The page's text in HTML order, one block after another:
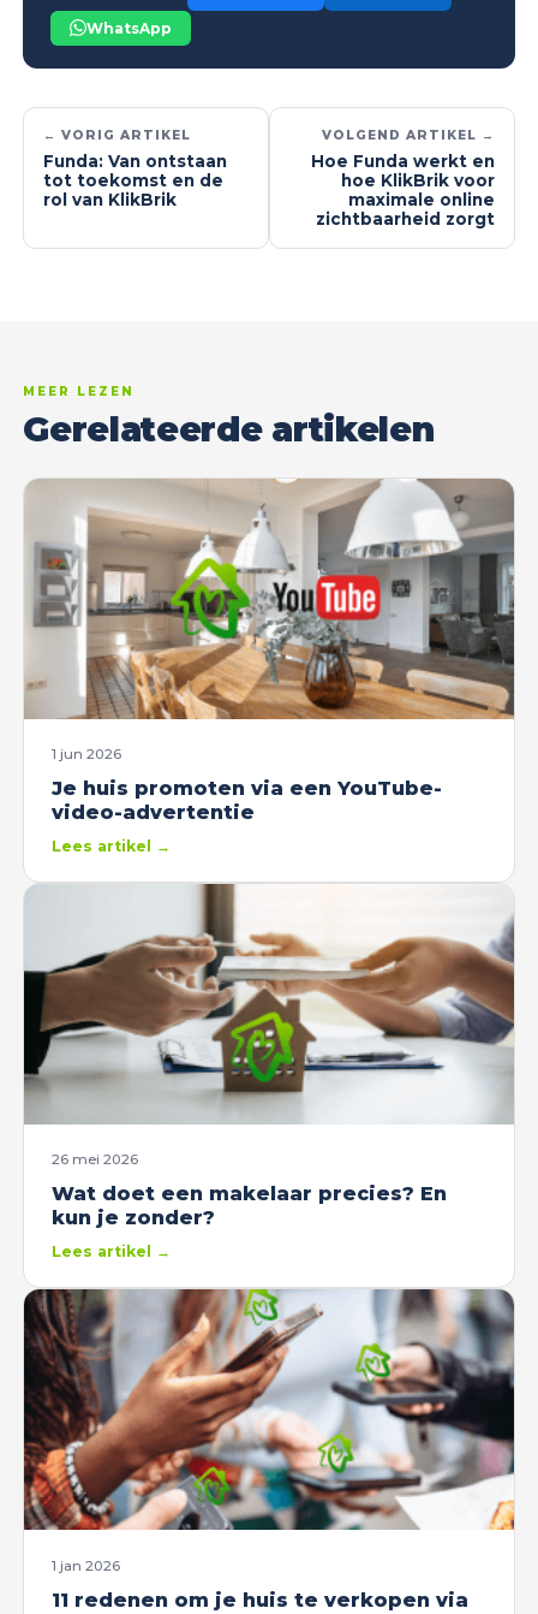
WhatsApp
← VORIG ARTIKEL
Funda: Van ontstaan
tot toekomst en de
rol van KlikBrik
VOLGEND ARTIKEL →
Hoe Funda werkt en
hoe KlikBrik voor
maximale online
zichtbaarheid zorgt
MEER LEZEN
Gerelateerde artikelen
1 jun 2026
Je huis promoten via een YouTube-
video-advertentie
Lees artikel →
26 mei 2026
Wat doet een makelaar precies? En
kun je zonder?
Lees artikel →
1 jan 2026
11 redenen om je huis te verkopen via